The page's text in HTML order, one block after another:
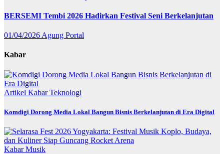
BERSEMI Tembi 2026 Hadirkan Festival Seni Berkelanjutan
01/04/2026 Agung Portal
Kabar
Artikel KabarTeknologi
Komdigi Dorong Media Lokal Bangun Bisnis Berkelanjutan di Era Digital
KabarMusik